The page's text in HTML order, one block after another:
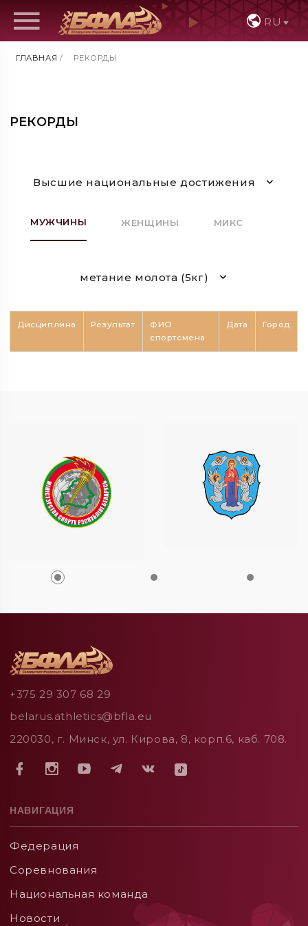
RU
ГЛАВНАЯ / РЕКОРДЫ
РЕКОРДЫ
Высшие национальные достижения
МУЖЧИНЫ ЖЕНЩИНЫ МИКС
метание молота (5кг)
Дисциплина Результат
ФИО
спортсмена
Дата Город
+375 29 307 68 29
belarus.athletics@bfla.eu
220030, г. Минск, ул. Кирова, 8, корп.6, каб. 708.
НАВИГАЦИЯ
Федерация
Соревнования
Национальная команда
Новости